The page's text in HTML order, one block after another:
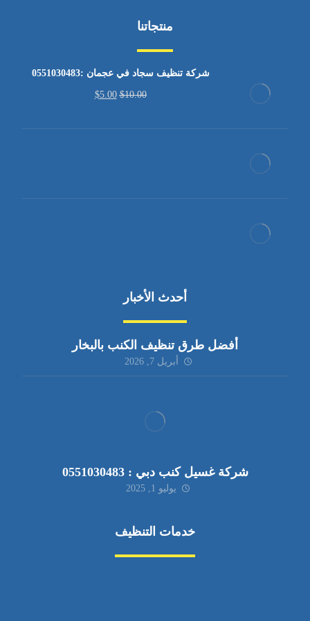
منتجاتنا
شركة تنظيف سجاد في عجمان :0551030483
$10.00
$5.00
أحدث الأخبار
أفضل طرق تنظيف الكنب بالبخار
أبريل 7, 2026
شركة غسيل كنب دبي : 0551030483
يوليو 1, 2025
خدمات التنظيف